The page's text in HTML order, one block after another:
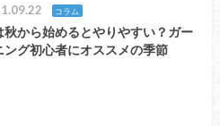
コラム
秋から始めるとやりやすい？ガー
ング初心者にオススメの季節